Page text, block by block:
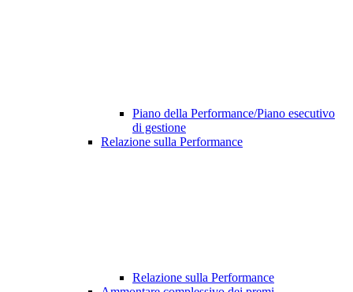
Piano della Performance/Piano esecutivo
di gestione
Relazione sulla Performance
Relazione sulla Performance